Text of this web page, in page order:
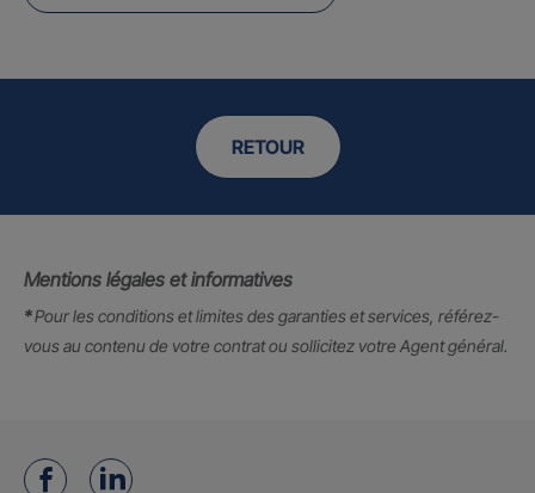
RETOUR
Mentions légales et informatives
*Pour les conditions et limites des garanties et services, référez-
vous au contenu de votre contrat ou sollicitez votre Agent général.